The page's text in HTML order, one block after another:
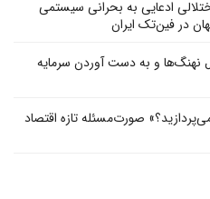
ادعایی به بحرانی سیستمی
در فین‌تک ایران
نهنگ‌ها و به دست آوردن سرمایه
صورت‌مسئله تازه اقتصاد